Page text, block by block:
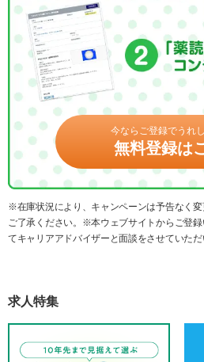
今ならご登録でうれ
無料登録は
※在庫状況により、キャンペーンは予告なく変
ご了承ください。※本ウェブサイトからご登
てキャリアアドバイザーと面談をさせていただ
求人特集